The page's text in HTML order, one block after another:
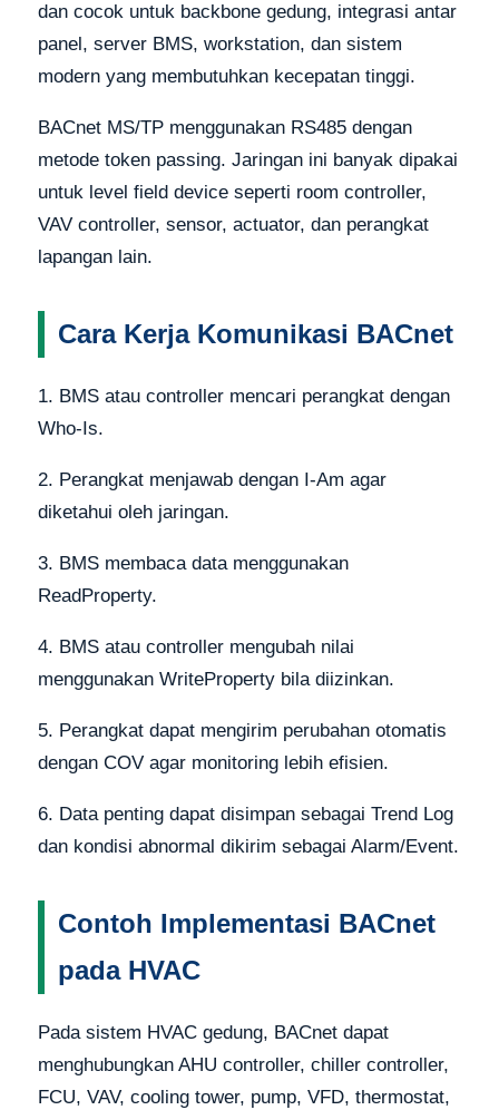
dan cocok untuk backbone gedung, integrasi antar
panel, server BMS, workstation, dan sistem
modern yang membutuhkan kecepatan tinggi.
BACnet MS/TP menggunakan RS485 dengan
metode token passing. Jaringan ini banyak dipakai
untuk level field device seperti room controller,
VAV controller, sensor, actuator, dan perangkat
lapangan lain.
Cara Kerja Komunikasi BACnet
1. BMS atau controller mencari perangkat dengan
Who-Is.
2. Perangkat menjawab dengan I-Am agar
diketahui oleh jaringan.
3. BMS membaca data menggunakan
ReadProperty.
4. BMS atau controller mengubah nilai
menggunakan WriteProperty bila diizinkan.
5. Perangkat dapat mengirim perubahan otomatis
dengan COV agar monitoring lebih efisien.
6. Data penting dapat disimpan sebagai Trend Log
dan kondisi abnormal dikirim sebagai Alarm/Event.
Contoh Implementasi BACnet
pada HVAC
Pada sistem HVAC gedung, BACnet dapat
menghubungkan AHU controller, chiller controller,
FCU, VAV, cooling tower, pump, VFD, thermostat,